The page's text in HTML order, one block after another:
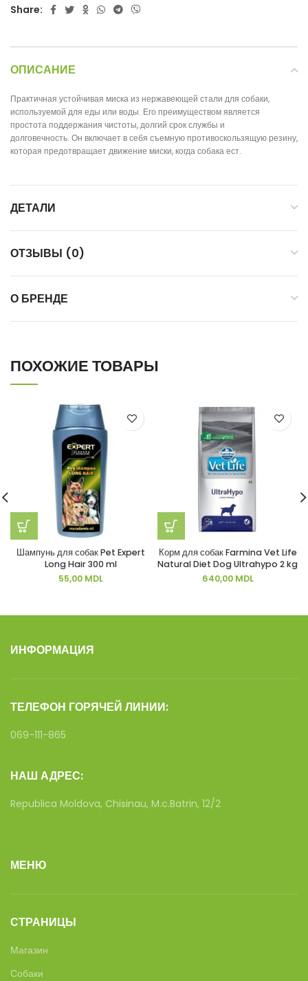
Share:
ОПИСАНИЕ
Практичная устойчивая миска из нержавеющей стали для собаки,
используемой для еды или воды. Его преимуществом является
простота поддержания чистоты, долгий срок службы и
долговечность. Он включает в себя съемную противоскользящую резину,
которая предотвращает движение миски, когда собака ест.
ДЕТАЛИ
ОТЗЫВЫ (0)
О БРЕНДЕ
ПОХОЖИЕ ТОВАРЫ
Шампунь для собак Pet Expert
Long Hair 300 ml
55,00 MDL
Корм для собак Farmina Vet Life
Natural Diet Dog Ultrahypo 2 kg
640,00 MDL
ИНФОРМАЦИЯ
ТЕЛЕФОН ГОРЯЧЕЙ ЛИНИИ:
069-111-865
НАШ АДРЕС:
Republica Moldova, Chisinau, M.c.Batrin, 12/2
МЕНЮ
СТРАНИЦЫ
Магазин
Собаки